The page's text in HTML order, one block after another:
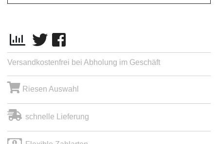
Versandkostenfrei bei Abholung im Geschäft
Riesen Auswahl
schnelle Lieferung